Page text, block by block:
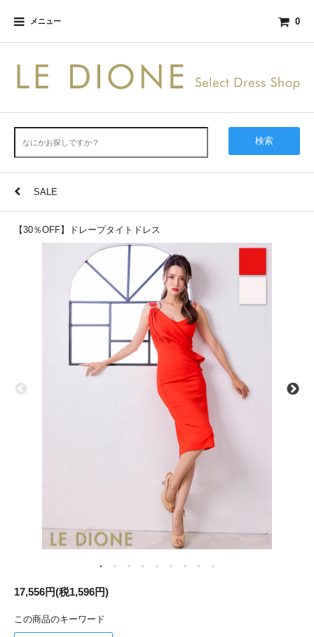
メニュー 0
検索
SALE
【30％OFF】ドレープタイトドレス
17,556円(税1,596円)
この商品のキーワード